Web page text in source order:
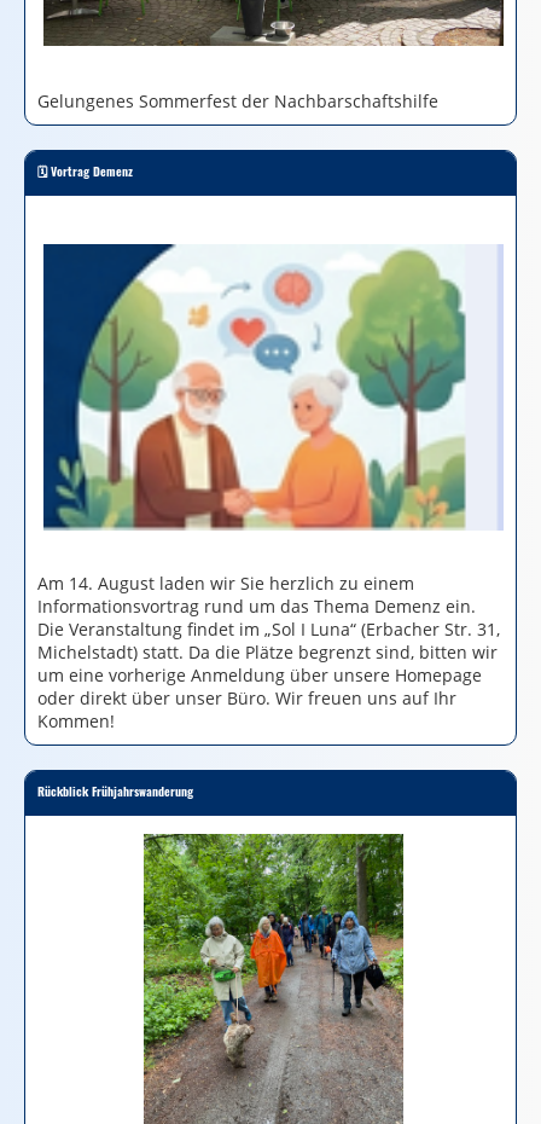
Gelungenes Sommerfest der Nachbarschaftshilfe
🗓 Vortrag Demenz
Am 14. August laden wir Sie herzlich zu einem
Informationsvortrag rund um das Thema Demenz ein.
Die Veranstaltung findet im „Sol I Luna“ (Erbacher Str. 31,
Michelstadt) statt. Da die Plätze begrenzt sind, bitten wir
um eine vorherige Anmeldung über unsere Homepage
oder direkt über unser Büro. Wir freuen uns auf Ihr
Kommen!
Rückblick Frühjahrswanderung